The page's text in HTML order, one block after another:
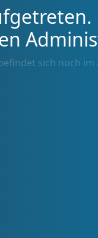
sich noch im